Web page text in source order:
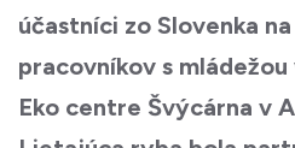
účastníci zo Slovenka
pracovníkov s
Eko centre Švýcárna v